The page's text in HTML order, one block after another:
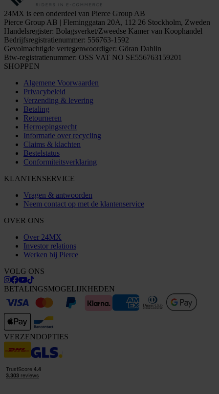
24MX is een onderdeel van Pierce Group AB
Pierce Group AB | Fleminggatan 20A, 112 26 Stockholm, Zweden
Handelsregister: Bolagsverket/Zweedse Kamer van Koophandel
Bedrijfsregistratienummer: 556763-1592
Gevolmachtigde vertegenwoordiger: Göran Dahlin
Btw-registratienummer: OSS VAT NO SE556763159201
SHOPPEN
Algemene Voorwaarden
Privacybeleid
Verzending & levering
Betaling
Retourneren
Herroepingsrecht
Informatie over recycling
Claims & klachten
Bestelstatus
Conformiteitsverklaring
KLANTENSERVICE
Vragen & antwoorden
Neem contact op met de klantenservice
OVER ONS
Over 24MX
Investor relations
Werken bij Pierce
VOLG ONS
BETALINGSMOGELIJKHEDEN
VERZENDOPTIES